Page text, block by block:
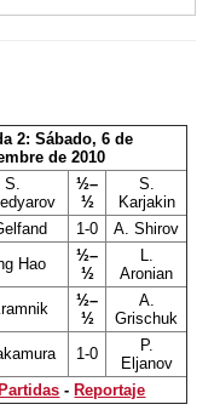
2: Sábado, 6 de
de 2010
S.
½–
½
S.
Karjakin
1-0
A. Shirov
Hao
½–
½
L.
Aronian
½–
½
A.
Grischuk
1-0
P.
Eljanov
Partidas - Reportaje